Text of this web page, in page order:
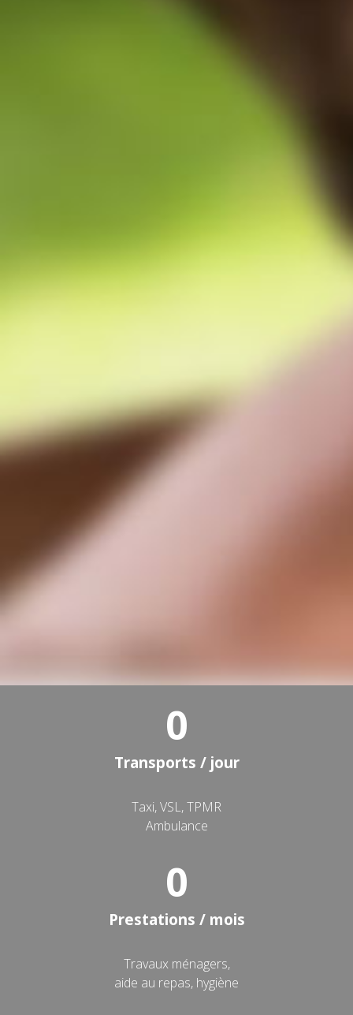
Transports / jour
0
Taxi, VSL, TPMR
Ambulance
Prestations / mois
0
Travaux ménagers,
aide au repas, hygiène